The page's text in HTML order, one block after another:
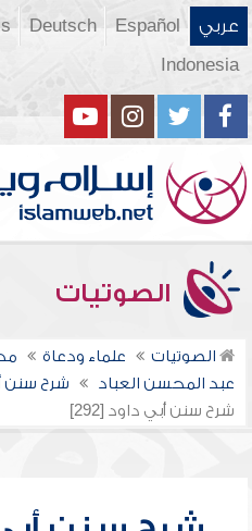
عربي Español
Deutsch
Indonesia
الصوتيات
الصوتيات علماء ودعاة
عبد المحسن العباد
شرح سنن
شرح سنن أبي داود [292]